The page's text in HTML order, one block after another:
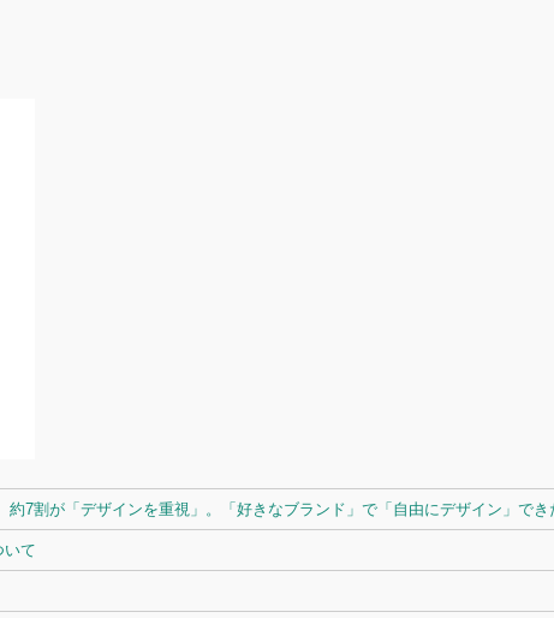
7割が「デザインを重視」。「好きなブランド」で「自由にデザイン」でき
いて